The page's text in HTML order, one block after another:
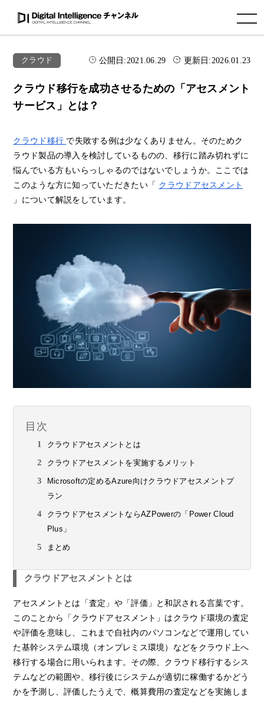
toggle navigation
クラウド 公開日:2021.06.29 更新日:2026.01.23
クラウド移行を成功させるための「アセスメント
サービス」とは？
クラウド移行 で失敗する例は少なくありません。そのためク
ラウド製品の導入を検討しているものの、移行に踏み切れずに
悩んでいる方もいらっしゃるのではないでしょうか。ここでは
このような方に知っていただきたい「 クラウドアセスメント
」について解説をしています。
目次
クラウドアセスメントとは
クラウドアセスメントを実施するメリット
Microsoftの定めるAzure向けクラウドアセスメントプ
ラン
クラウドアセスメントならAZPowerの「Power Cloud
Plus」
まとめ
クラウドアセスメントとは
アセスメントとは「査定」や「評価」と和訳される言葉です。
このことから「クラウドアセスメント」はクラウド環境の査定
や評価を意味し、これまで自社内のパソコンなどで運用してい
た基幹システム環境（オンプレミス環境）などをクラウド上へ
移行する場合に用いられます。その際、クラウド移行するシス
テムなどの範囲や、移行後にシステムが適切に稼働するかどう
かを予測し、評価したうえで、概算費用の査定などを実施しま